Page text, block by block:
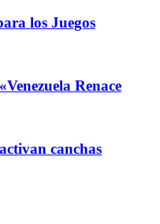
los Juegos
Renace
canchas